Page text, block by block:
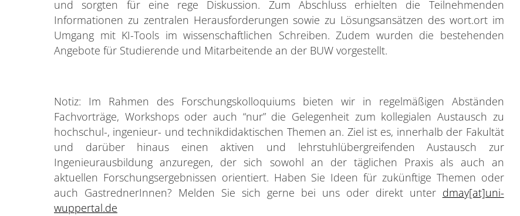
und sorgten für eine rege Diskussion. Zum Abschluss erhielten die Teilnehmenden
Informationen zu zentralen Herausforderungen sowie zu Lösungsansätzen des wort.ort im
Umgang mit KI-Tools im wissenschaftlichen Schreiben. Zudem wurden die bestehenden
Angebote für Studierende und Mitarbeitende an der BUW vorgestellt.
Notiz: Im Rahmen des Forschungskolloquiums bieten wir in regelmäßigen Abständen
Fachvorträge, Workshops oder auch “nur” die Gelegenheit zum kollegialen Austausch zu
hochschul-, ingenieur- und technikdidaktischen Themen an. Ziel ist es, innerhalb der Fakultät
und darüber hinaus einen aktiven und lehrstuhlübergreifenden Austausch zur
Ingenieurausbildung anzuregen, der sich sowohl an der täglichen Praxis als auch an
aktuellen Forschungsergebnissen orientiert. Haben Sie Ideen für zukünftige Themen oder
auch GastrednerInnen? Melden Sie sich gerne bei uns oder direkt unter dmay[at]uni-
wuppertal.de